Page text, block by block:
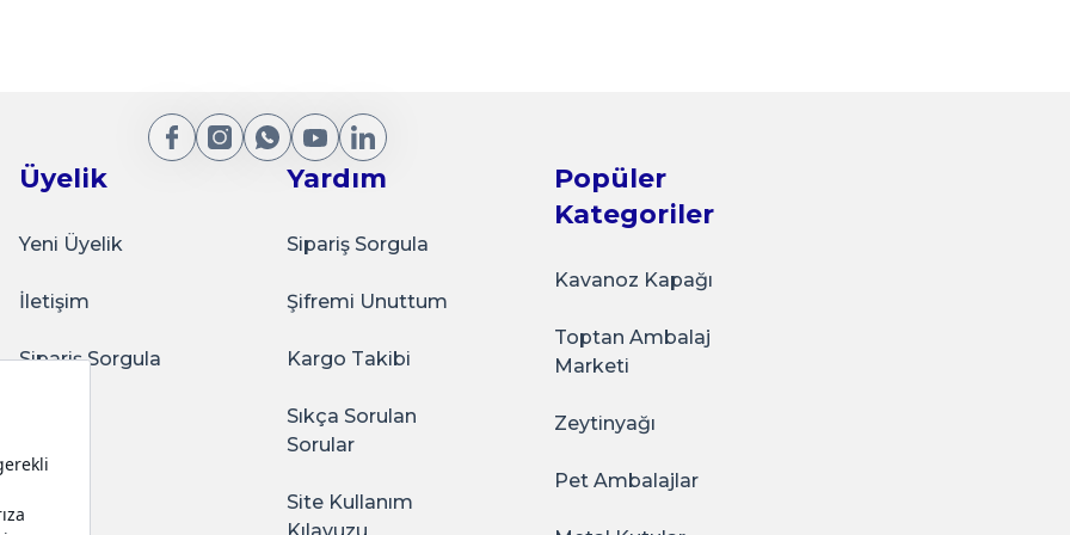
Gönder
Sarkap
Sarkap Home 73x42 mm Snack Box 225 ml Gül
₺50,00
Sepete Ekle
Üyelik
Yeni Üyelik
İletişim
Sipariş Sorgula
Yardım
Sipariş Sorgula
Şifremi Unuttum
Kargo Takibi
Sıkça Sorulan
Sorular
Site Kullanım
Popüler
Kategoriler
Kavanoz Kapağı
Toptan Ambalaj
Marketi
Zeytinyağı
Pet Ambalajlar